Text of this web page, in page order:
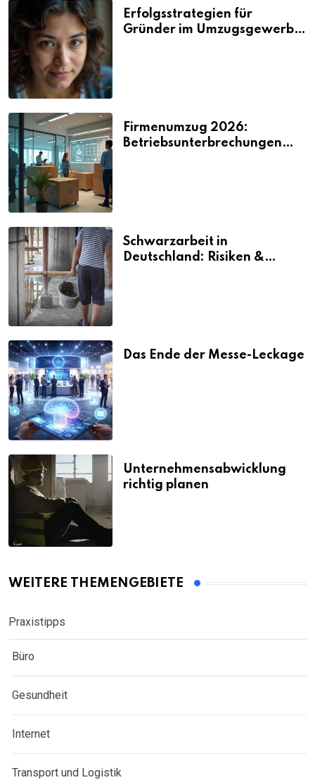
Erfolgsstrategien für
Gründer im Umzugsgewerbe
Firmenumzug 2026:
Betriebsunterbrechungen
Schwarzarbeit in
Deutschland: Risiken &
Das Ende der Messe-Leckage
Unternehmensabwicklung
richtig planen
WEITERE THEMENGEBIETE
Praxistipps
Büro
Gesundheit
Internet
Transport und Logistik